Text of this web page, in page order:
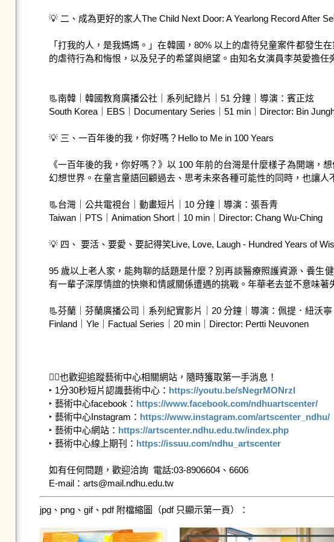
💡 二、成為更好的家人The Child Next Door: A Yearlong Record After
「打我的人，是我媽媽。」在韓國，80% 以上的虐待兒童案件都發
的虐待行為和悔恨，以及兒子的希望與絕望。由知名女演員李英愛擔
📃南韓｜韓國教育廣播公社｜系列紀錄片｜51 分鐘｜導演：賓正炫
South Korea｜EBS｜Documentary Series｜51 min｜Director: Bin
💡 三、一百年後的我，你好嗎？Hello to Me in 100 Years
《一百年後的我，你好嗎？》以 100 年前的台灣是什麼樣子為開端
幻想世界。在童言童語回顧過去、思考未來各種可能性的同時，也讓
📃台灣｜公共電視台｜動畫短片｜10 分鐘｜導演：張吾青
Taiwan｜PTS｜Animation Short｜10 min｜Director: Chang Wu-Ching
💡 四、 要活、要愛、要記得笑Live, Love, Laugh - Hundred Years of
95 歲以上老人家，能夠聊的話題是什麼？別再談醫療照護資源、養生
有一輩子深厚情誼的快樂和情感關係遭遇的挑戰。年華老去並不意味著
📃芬蘭｜芬蘭廣播公司｜系列紀實影片｜20 分鐘｜導演：佩提．紐沃寧
Finland｜Yle｜Factual Series｜20 min｜Director: Pertti Neuvonen
💁‍♀️也歡迎追蹤藝術中心相關網站，隨時獲取第一手消息！
‣ 1分30秒短片認識藝術中心： https://youtu.be/sNegrMONrzI
‣ 藝術中心facebook： https://www.facebook.com/ndhuartscenter/
‣ 藝術中心Instagram： https://www.instagram.com/artscenter_ndhu/
‣ 藝術中心網站： https://artscenter.ndhu.edu.tw/index.php
‣ 藝術中心線上期刊： https://issuu.com/ndhu_artscenter
如有任何問題，歡迎洽詢  電話:03-8906604、6606
E-mail：arts@mail.ndhu.edu.tw
jpg、png、gif、pdf 附檔縮圖（pdf 只顯示第一頁）：